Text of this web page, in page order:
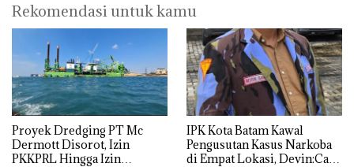
Rekomendasi untuk kamu
Proyek Dredging PT Mc
Dermott Disorot, Izin
PKKPRL Hingga Izin
IPK Kota Batam Kawal
Pengusutan Kasus Narkoba
di Empat Lokasi, Devin:Cari